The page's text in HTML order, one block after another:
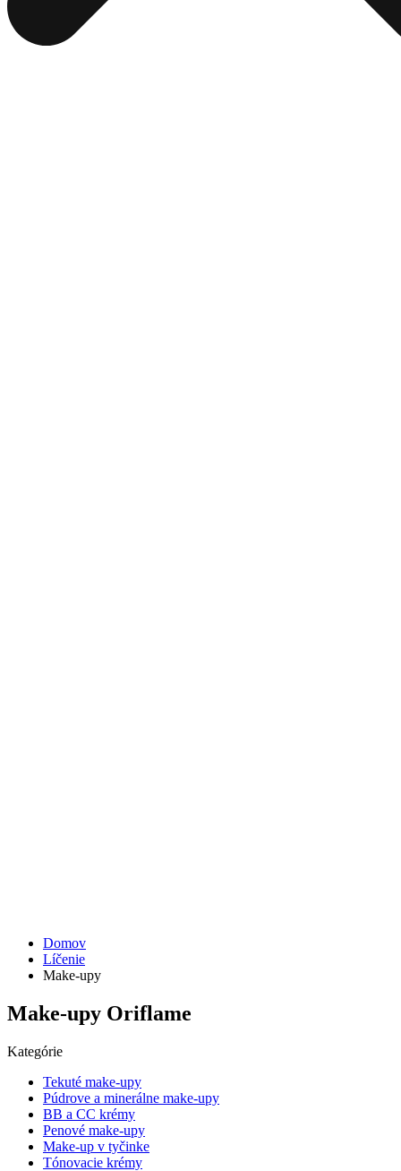
Domov
Líčenie
Make-upy
Make-upy Oriflame
Kategórie
Tekuté make-upy
Púdrove a minerálne make-upy
BB a CC krémy
Penové make-upy
Make-up v tyčinke
Tónovacie krémy